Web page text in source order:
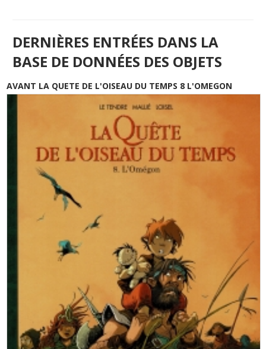
DERNIÈRES ENTRÉES DANS LA
BASE DE DONNÉES DES OBJETS
AVANT LA QUETE DE L'OISEAU DU TEMPS 8 L'OMEGON